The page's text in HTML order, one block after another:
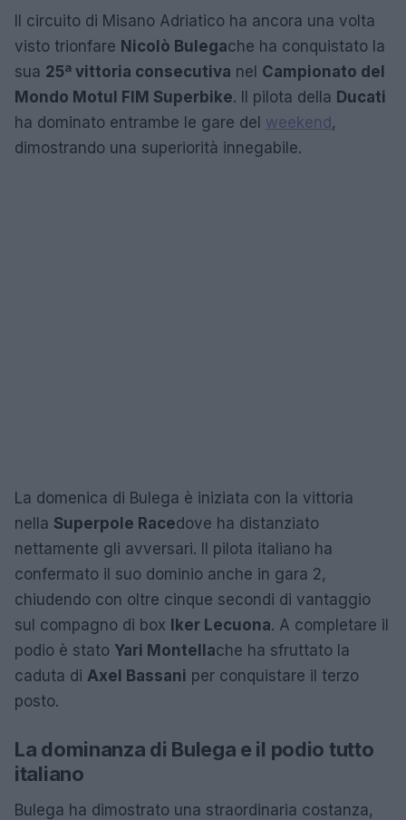
Il circuito di Misano Adriatico ha ancora una volta
visto trionfare Nicolò Bulegache ha conquistato la
sua 25ª vittoria consecutiva nel Campionato del
Mondo Motul FIM Superbike. Il pilota della Ducati
ha dominato entrambe le gare del weekend ,
dimostrando una superiorità innegabile.
La domenica di Bulega è iniziata con la vittoria
nella Superpole Racedove ha distanziato
nettamente gli avversari. Il pilota italiano ha
confermato il suo dominio anche in gara 2,
chiudendo con oltre cinque secondi di vantaggio
sul compagno di box
Iker Lecuona. A completare il
podio è stato Yari Montellache ha sfruttato la
caduta di Axel Bassani per conquistare il terzo
posto.
La dominanza di Bulega e il podio tutto
italiano
Bulega ha dimostrato una straordinaria costanza,